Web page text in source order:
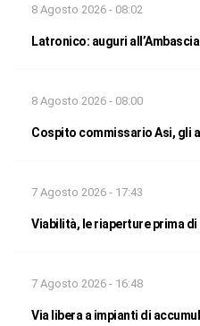
8 Agosto 2026 - 08:02
Latronico: auguri
8 Agosto 2026 - 08:00
Cospito commissario Asi, gli
7 Agosto 2026 - 17:43
Viabilità, le riaperture prima
7 Agosto 2026 - 16:48
Via libera a impianti di